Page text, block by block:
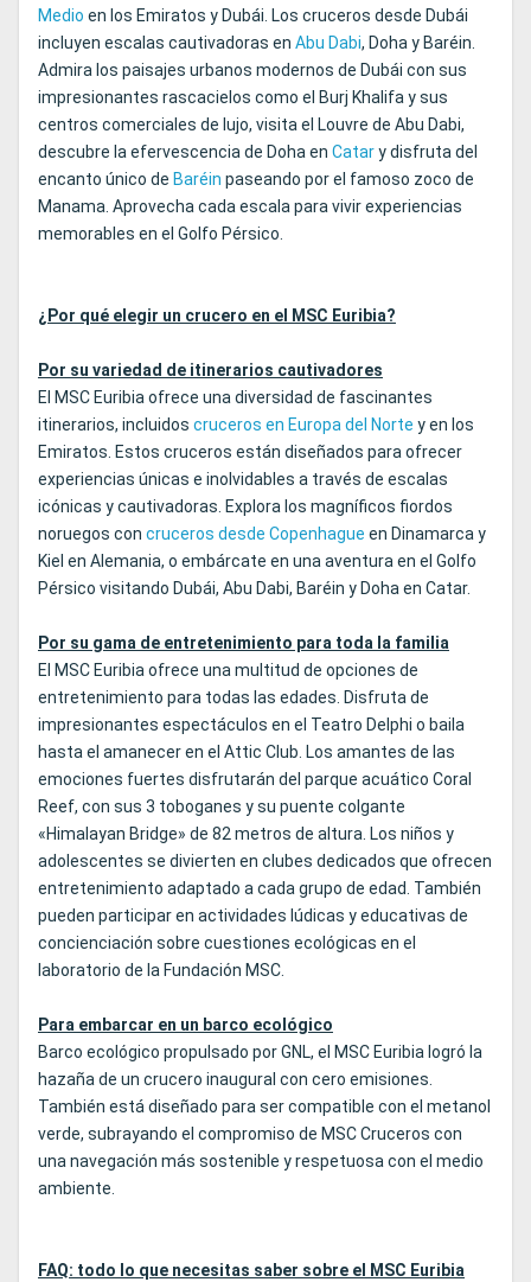
Medio en los Emiratos y Dubái. Los cruceros desde Dubái
incluyen escalas cautivadoras en Abu Dabi, Doha y Baréin.
Admira los paisajes urbanos modernos de Dubái con sus
impresionantes rascacielos como el Burj Khalifa y sus
centros comerciales de lujo, visita el Louvre de Abu Dabi,
descubre la efervescencia de Doha en Catary disfruta del
encanto único de Baréin paseando por el famoso zoco de
Manama. Aprovecha cada escala para vivir experiencias
memorables en el Golfo Pérsico.
¿Por qué elegir un crucero en el MSC Euribia?
Por su variedad de itinerarios cautivadores
El MSC Euribia ofrece una diversidad de fascinantes
itinerarios, incluidos cruceros en Europa del Norte y en los
Emiratos. Estos cruceros están diseñados para ofrecer
experiencias únicas e inolvidables a través de escalas
icónicas y cautivadoras. Explora los magníficos fiordos
noruegos con cruceros desde Copenhague en Dinamarca y
Kiel en Alemania, o embárcate en una aventura en el Golfo
Pérsico visitando Dubái, Abu Dabi, Baréin y Doha en Catar.
Por su gama de entretenimiento para toda la familia
El MSC Euribia ofrece una multitud de opciones de
entretenimiento para todas las edades. Disfruta de
impresionantes espectáculos en el Teatro Delphi o baila
hasta el amanecer en el Attic Club. Los amantes de las
emociones fuertes disfrutarán del parque acuático Coral
Reef, con sus 3 toboganes y su puente colgante
«Himalayan Bridge» de 82 metros de altura. Los niños y
adolescentes se divierten en clubes dedicados que ofrecen
entretenimiento adaptado a cada grupo de edad. También
pueden participar en actividades lúdicas y educativas de
concienciación sobre cuestiones ecológicas en el
laboratorio de la Fundación MSC.
Para embarcar en un barco ecológico
Barco ecológico propulsado por GNL, el MSC Euribia logró la
hazaña de un crucero inaugural con cero emisiones.
También está diseñado para ser compatible con el metanol
verde, subrayando el compromiso de MSC Cruceros con
una navegación más sostenible y respetuosa con el medio
ambiente.
FAQ: todo lo que necesitas saber sobre el MSC Euribia